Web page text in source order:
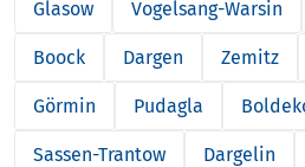
Glasow Vogelsang-Warsin
Boock Dargen Zemitz
Görmin Pudagla
Sassen-Trantow Dargelin